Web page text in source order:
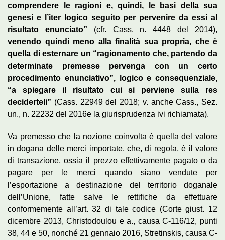
comprendere le ragioni e, quindi, le basi della sua
genesi e l’iter logico seguito per pervenire da essi al
risultato enunciato” (cfr. Cass. n. 4448 del 2014),
venendo quindi meno alla finalità sua propria, che è
quella di esternare un “ragionamento che, partendo da
determinate premesse pervenga con un certo
procedimento enunciativo”, logico e consequenziale,
“a spiegare il risultato cui si perviene sulla res
deciderteli” (Cass. 22949 del 2018; v. anche Cass., Sez.
un., n. 22232 del 2016e la giurisprudenza ivi richiamata).
Va premesso che la nozione coinvolta è quella del valore
in dogana delle merci importate, che, di regola, è il valore
di transazione, ossia il prezzo effettivamente pagato o da
pagare per le merci quando siano vendute per
l’esportazione a destinazione del territorio doganale
dell’Unione, fatte salve le rettifiche da effettuare
conformemente all’art. 32 di tale codice (Corte giust. 12
dicembre 2013, Christodoulou e a., causa C-116/12, punti
38, 44 e 50, nonché 21 gennaio 2016, Stretinskis, causa C-